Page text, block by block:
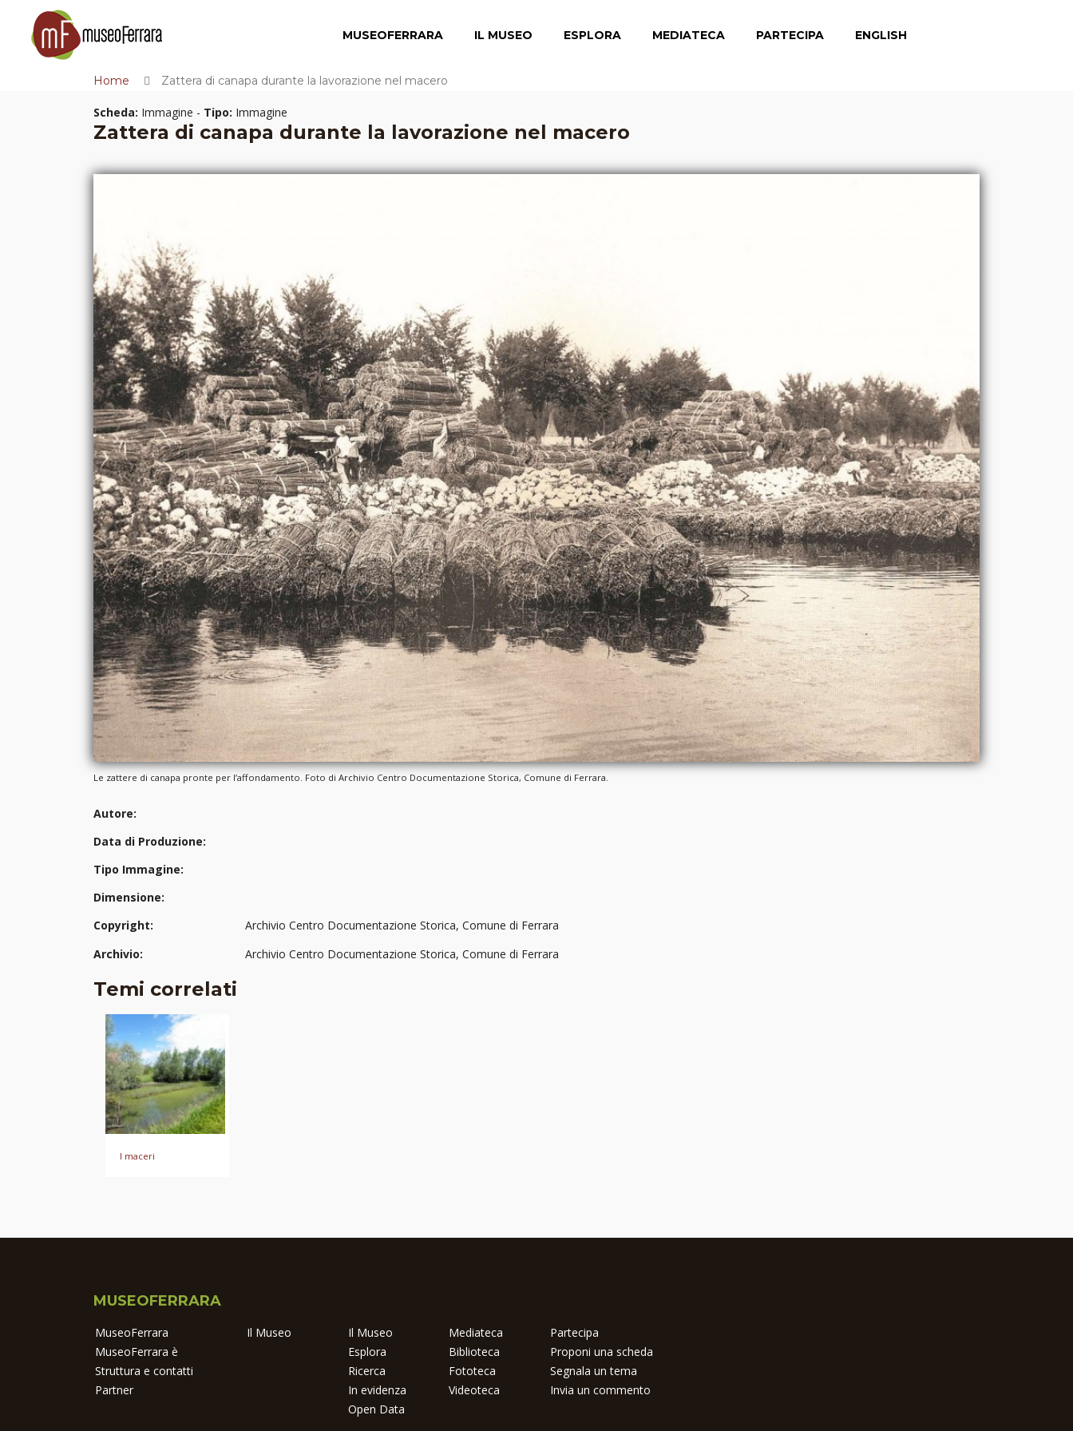
MUSEOFERRARA IL MUSEO ESPLORA MEDIATECA PARTECIPA ENGLISH
Home Zattera di canapa durante la lavorazione nel macero
Scheda: Immagine - Tipo: Immagine
Zattera di canapa durante la lavorazione nel macero
Le zattere di canapa pronte per l’affondamento. Foto di Archivio Centro Documentazione Storica, Comune di Ferrara.
Autore:
Data di Produzione:
Tipo Immagine:
Dimensione:
Copyright:
Archivio Centro Documentazione Storica, Comune di Ferrara
Archivio:
Archivio Centro Documentazione Storica, Comune di Ferrara
Temi correlati
I maceri
MUSEOFERRARA
MuseoFerrara
MuseoFerrara è
Struttura e contatti
Partner
Il Museo
Il Museo
Esplora
Ricerca
In evidenza
Open Data
Mediateca
Biblioteca
Fototeca
Videoteca
Partecipa
Proponi una scheda
Segnala un tema
Invia un commento